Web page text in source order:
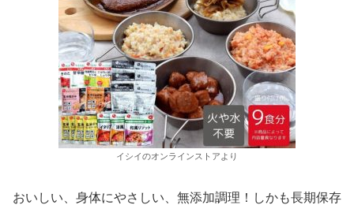
イシイのオンラインストアより
おいしい、身体にやさしい、無添加調理！しかも長期保存